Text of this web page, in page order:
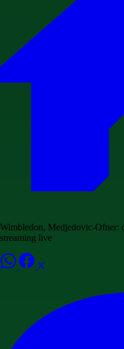
Wimbledon, Medjedovic-Ofner:
streaming live